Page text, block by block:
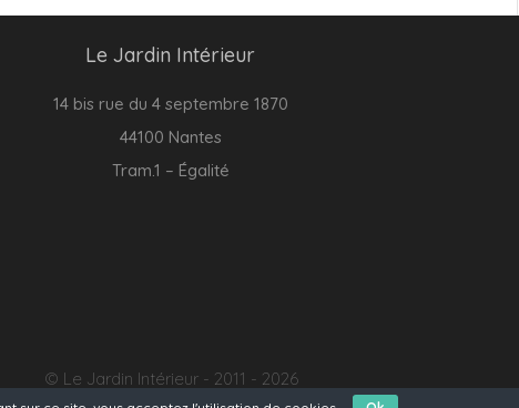
Le Jardin Intérieur
14 bis rue du 4 septembre 1870
44100 Nantes
Tram.1 – Égalité
© Le Jardin Intérieur - 2011 - 2026